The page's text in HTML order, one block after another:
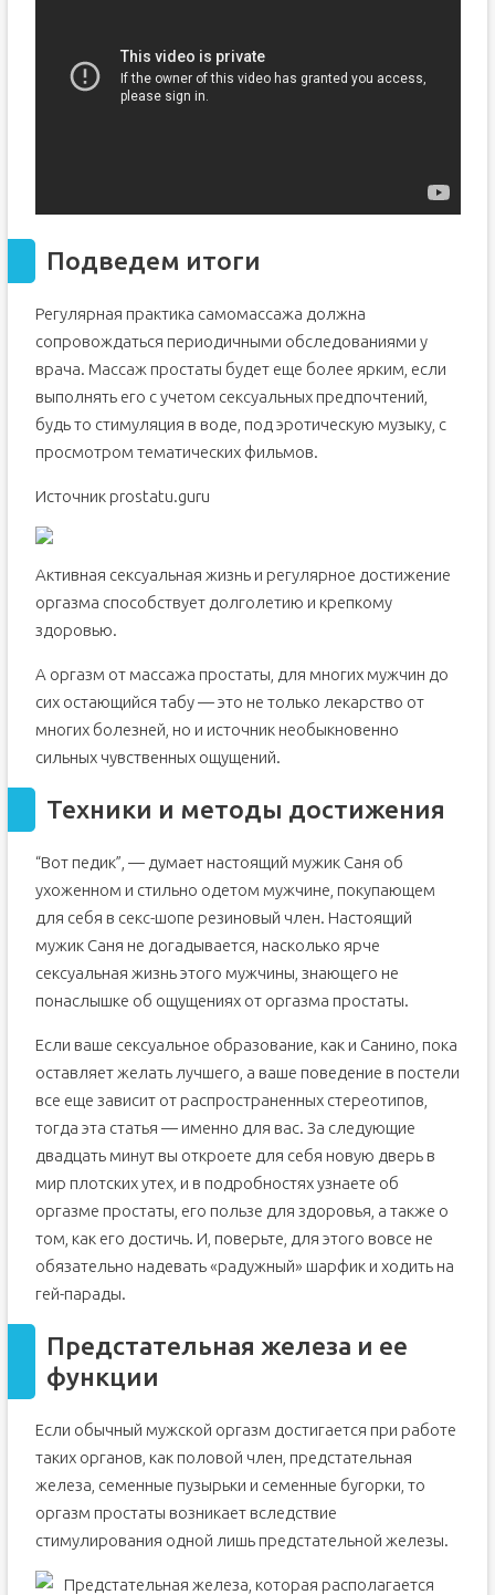
Подведем итоги
Регулярная практика самомассажа должна
сопровождаться периодичными обследованиями у
врача. Массаж простаты будет еще более ярким, если
выполнять его с учетом сексуальных предпочтений,
будь то стимуляция в воде, под эротическую музыку, с
просмотром тематических фильмов.
Источник prostatu.guru
Активная сексуальная жизнь и регулярное достижение
оргазма способствует долголетию и крепкому
здоровью.
А оргазм от массажа простаты, для многих мужчин до
сих остающийся табу — это не только лекарство от
многих болезней, но и источник необыкновенно
сильных чувственных ощущений.
Техники и методы достижения
“Вот педик”, — думает настоящий мужик Саня об
ухоженном и стильно одетом мужчине, покупающем
для себя в секс-шопе резиновый член. Настоящий
мужик Саня не догадывается, насколько ярче
сексуальная жизнь этого мужчины, знающего не
понаслышке об ощущениях от оргазма простаты.
Если ваше сексуальное образование, как и Санино, пока
оставляет желать лучшего, а ваше поведение в постели
все еще зависит от распространенных стереотипов,
тогда эта статья — именно для вас. За следующие
двадцать минут вы откроете для себя новую дверь в
мир плотских утех, и в подробностях узнаете об
оргазме простаты, его пользе для здоровья, а также о
том, как его достичь. И, поверьте, для этого вовсе не
обязательно надевать «радужный» шарфик и ходить на
гей-парады.
Предстательная железа и ее
функции
Если обычный мужской оргазм достигается при работе
таких органов, как половой член, предстательная
железа, семенные пузырьки и семенные бугорки, то
оргазм простаты возникает вследствие
стимулирования одной лишь предстательной железы.
Предстательная железа, которая располагается